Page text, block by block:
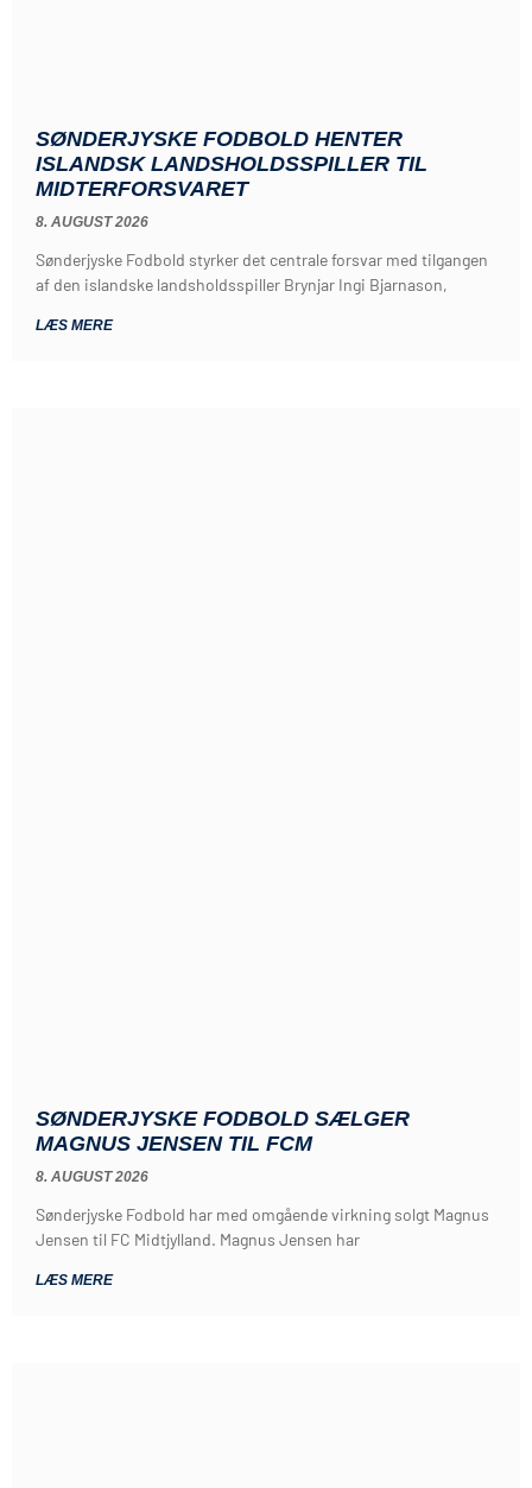
SØNDERJYSKE FODBOLD HENTER
ISLANDSK LANDSHOLDSSPILLER TIL
MIDTERFORSVARET
8. AUGUST 2026
Sønderjyske Fodbold styrker det centrale forsvar med tilgangen
af den islandske landsholdsspiller Brynjar Ingi Bjarnason,
LÆS MERE
SØNDERJYSKE FODBOLD SÆLGER
MAGNUS JENSEN TIL FCM
8. AUGUST 2026
Sønderjyske Fodbold har med omgående virkning solgt Magnus
Jensen til FC Midtjylland. Magnus Jensen har
LÆS MERE